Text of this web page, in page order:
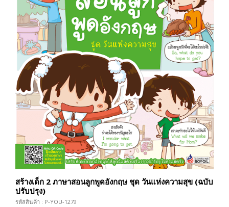
สร้างเด็ก 2 ภาษาสอนลูกพูดอังกฤษ ชุด วันแห่งความสุข (ฉบับ
ปรับปรุง)
รหัสสินค้า : P-YOU-1279